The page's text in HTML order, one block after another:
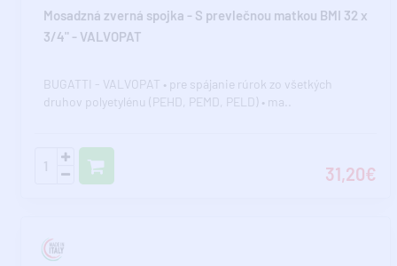
Mosadzná zverná spojka - S prevlečnou matkou BMI 32 x
3/4" - VALVOPAT
BUGATTI - VALVOPAT • pre spájanie rúrok zo všetkých
druhov polyetylénu (PEHD, PEMD, PELD) • ma..
31,20€